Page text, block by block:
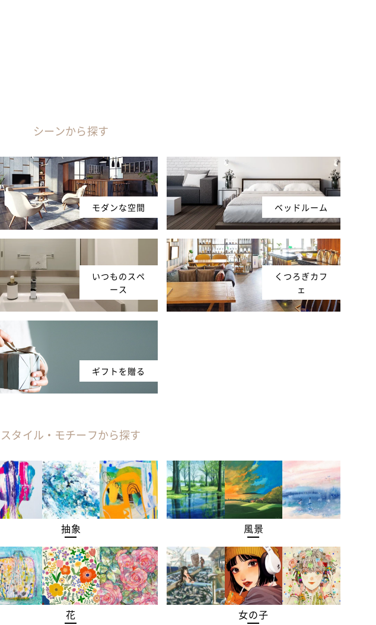
シーンから探す
モダンな空間 ベッドルーム
いつものスペ
ース
くつろぎカフ
ェ
ギフトを贈る
スタイル・モチーフから探す
抽象 風景
花 女の子